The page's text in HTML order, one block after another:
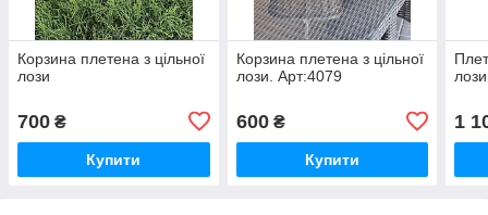
Корзина плетена з цільної
лози
700 ₴
Купити
Корзина плетена з цільної
лози. Арт:4079
600₴
Купити
1